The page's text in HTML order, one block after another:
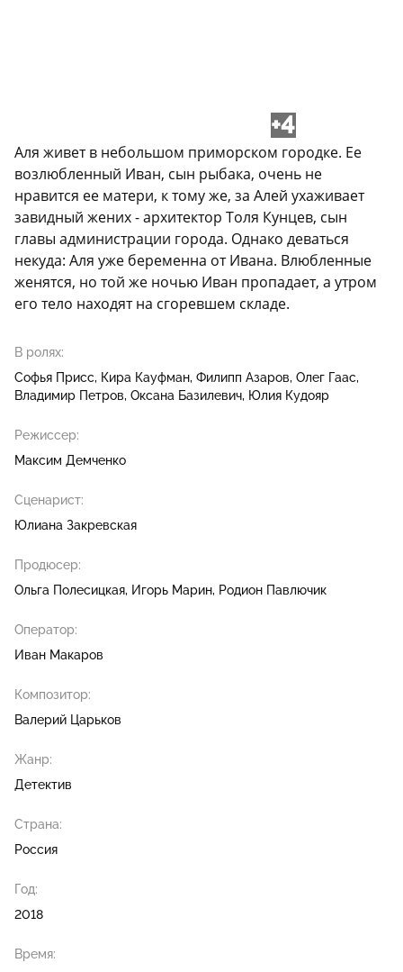
+4
Аля живет в небольшом приморском городке. Ее
возлюбленный Иван, сын рыбака, очень не
нравится ее матери, к тому же, за Алей ухаживает
завидный жених - архитектор Толя Кунцев, сын
главы администрации города. Однако деваться
некуда: Аля уже беременна от Ивана. Влюбленные
женятся, но той же ночью Иван пропадает, а утром
его тело находят на сгоревшем складе.
В ролях:
Софья Присс Кира Кауфман Филипп Азаров Олег Гаас
Владимир Петров Оксана Базилевич Юлия Кудояр
Режиссер:
Максим Демченко
Сценарист:
Юлиана Закревская
Продюсер:
Ольга Полесицкая Игорь Марин Родион Павлючик
Оператор:
Иван Макаров
Композитор:
Валерий Царьков
Жанр:
Детектив
Страна:
Россия
Год:
2018
Время: